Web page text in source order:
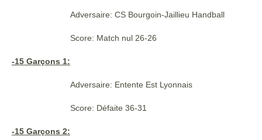
Adversaire: CS Bourgoin-Jaillieu Handball
Score: Match nul 26-26
-15 Garçons 1:
Adversaire: Entente Est Lyonnais
Score: Défaite 36-31
-15 Garçons 2: